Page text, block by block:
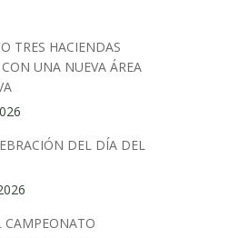
TRES HACIENDAS
UNA NUEVA ÁREA
DEL DÍA DEL
CAMPEONATO